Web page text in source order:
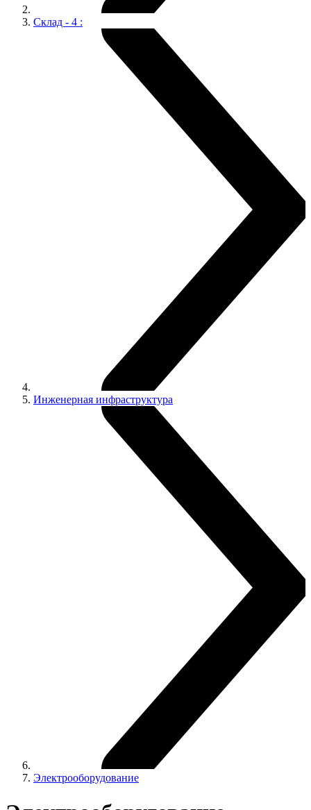
Склад - 4 :
Инженерная инфраструктура
Электрооборудование